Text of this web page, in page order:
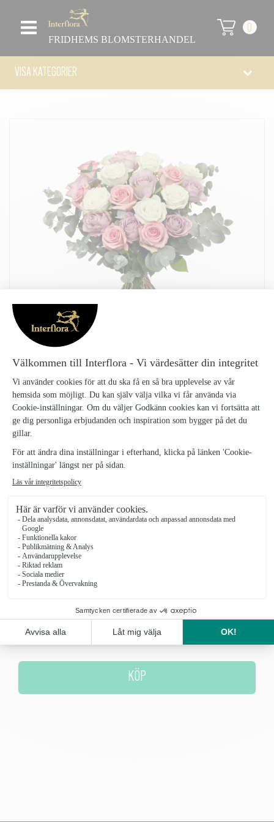
FRIDHEMS BLOMSTERHANDEL
0
VISA KATEGORIER
20 PASTELL ROSOR
1495 kr
vacker bukett med rosa, lila och vita rosor och vackra kvistar
eukalyptus
Antal
KÖP